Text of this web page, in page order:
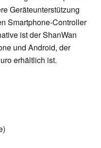
Geräteunterstützung
Smartphone-Controller
ist der ShanWan
und Android, der
erhältlich ist.